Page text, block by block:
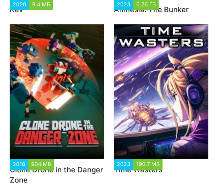
2020 9.4 МБ
Rev
2023 6.26 ГБ
Amnesia: The Bunker
2018 904 МБ
Clone Drone in the Danger
Zone
2023 190.7 МБ
Time Wasters